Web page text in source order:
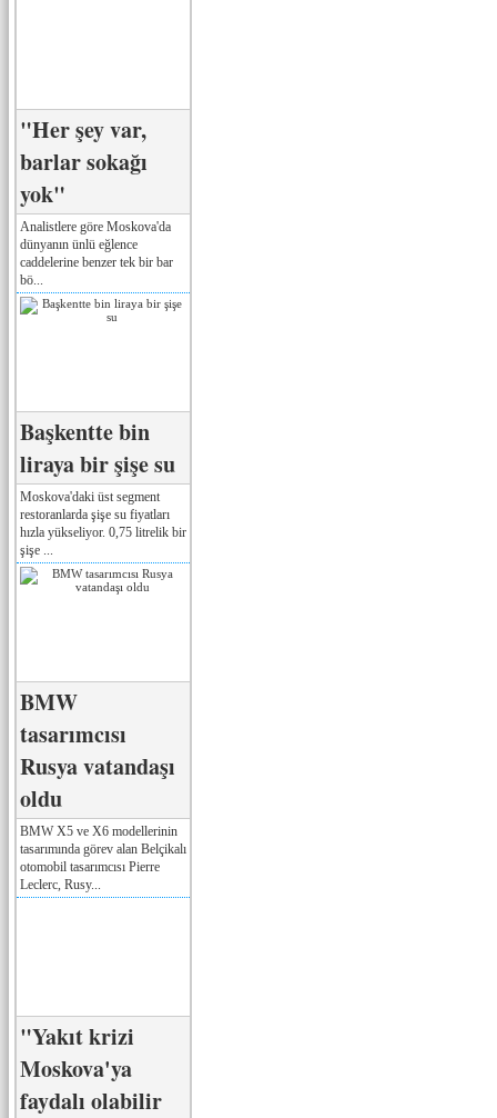
"Her şey var,
barlar sokağı
yok"
Analistlere göre Moskova'da
dünyanın ünlü eğlence
caddelerine benzer tek bir bar
bö...
Başkentte bin
liraya bir şişe su
Moskova'daki üst segment
restoranlarda şişe su fiyatları
hızla yükseliyor. 0,75 litrelik bir
şişe ...
BMW
tasarımcısı
Rusya vatandaşı
oldu
BMW X5 ve X6 modellerinin
tasarımında görev alan Belçikalı
otomobil tasarımcısı Pierre
Leclerc, Rusy...
"Yakıt krizi
Moskova'ya
faydalı olabilir